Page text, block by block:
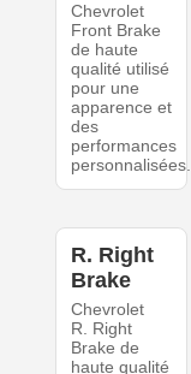
Chevrolet
Front Brake
de haute
qualité utilisé
pour une
apparence et
des
performances
personnalisées.
R. Right
Brake
Chevrolet
R. Right
Brake de
haute qualité